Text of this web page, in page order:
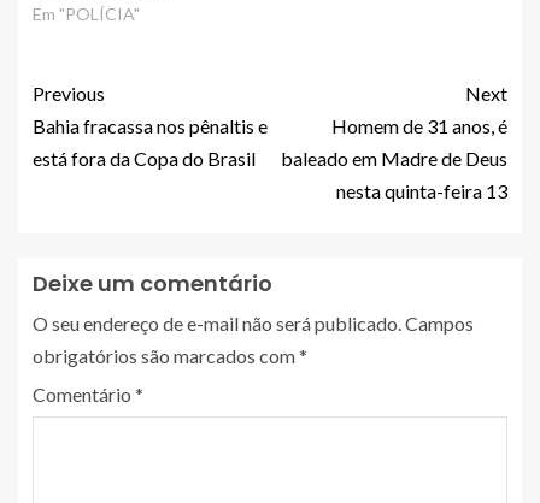
Em "POLÍCIA"
Previous
Bahia fracassa nos pênaltis e
está fora da Copa do Brasil
Next
Homem de 31 anos, é
baleado em Madre de Deus
nesta quinta-feira 13
Deixe um comentário
O seu endereço de e-mail não será publicado.Campos
obrigatórios são marcados com*
Comentário *